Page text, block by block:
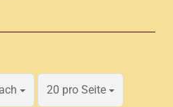
20 pro Seite
pro Seite